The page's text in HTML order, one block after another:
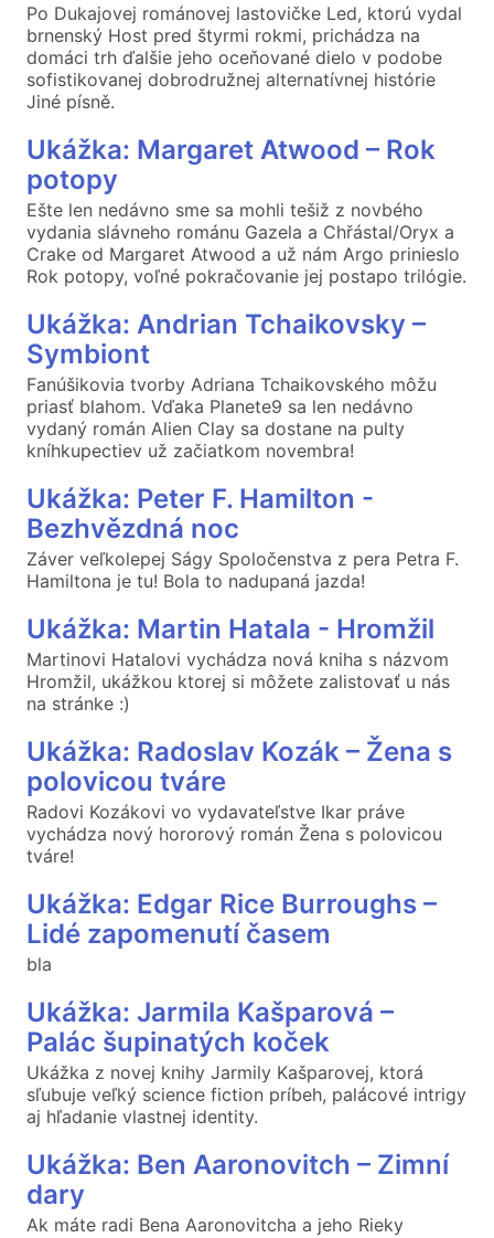
Po Dukajovej románovej lastovičke Led, ktorú vydal
brnenský Host pred štyrmi rokmi, prichádza na
domáci trh ďalšie jeho oceňované dielo v podobe
sofistikovanej dobrodružnej alternatívnej histórie
Jiné písně.
Ukážka: Margaret Atwood – Rok
potopy
Ešte len nedávno sme sa mohli tešiž z novbého
vydania slávneho románu Gazela a Chřástal/Oryx a
Crake od Margaret Atwood a už nám Argo prinieslo
Rok potopy, voľné pokračovanie jej postapo trilógie.
Ukážka: Andrian Tchaikovsky –
Symbiont
Fanúšikovia tvorby Adriana Tchaikovského môžu
priasť blahom. Vďaka Planete9 sa len nedávno
vydaný román Alien Clay sa dostane na pulty
kníhkupectiev už začiatkom novembra!
Ukážka: Peter F. Hamilton -
Bezhvězdná noc
Záver veľkolepej Ságy Spoločenstva z pera Petra F.
Hamiltona je tu! Bola to nadupaná jazda!
Ukážka: Martin Hatala - Hromžil
Martinovi Hatalovi vychádza nová kniha s názvom
Hromžil, ukážkou ktorej si môžete zalistovať u nás
na stránke :)
Ukážka: Radoslav Kozák – Žena s
polovicou tváre
Radovi Kozákovi vo vydavateľstve Ikar práve
vychádza nový hororový román Žena s polovicou
tváre!
Ukážka: Edgar Rice Burroughs –
Lidé zapomenutí časem
bla
Ukážka: Jarmila Kašparová –
Palác šupinatých koček
Ukážka z novej knihy Jarmily Kašparovej, ktorá
sľubuje veľký science fiction príbeh, palácové intrigy
aj hľadanie vlastnej identity.
Ukážka: Ben Aaronovitch – Zimní
dary
Ak máte radi Bena Aaronovitcha a jeho Rieky